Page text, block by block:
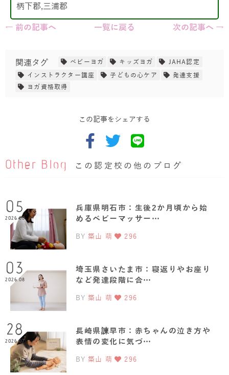
柄下郡,三浦郡
← 前の記事へ
一覧に戻る 次の記事へ →
関連タグ ベビーヨガ キッズヨガ
JAHA認定
インストラクター講座
子どもの心ケア
発達支援
ヨガ資格取得
この記事をシェアする
Other Blog この認定校の他のブログ
05
2026.08
兵庫県明石市：生後2か月頃から始
めるベビーマッサー…
BY 築山 萌 296
03
2026.08
埼玉県さいたま市：寝返りやお座り
など発達段階に合…
BY 築山 萌 296
28
2026.07
長崎県諫早市：赤ちゃんの泣き方や
表情の変化に気づ…
BY 築山 萌 296